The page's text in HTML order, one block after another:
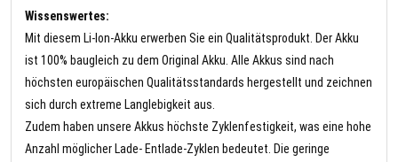
Wissenswertes:
Mit diesem Li-Ion-Akku erwerben Sie ein Qualitätsprodukt. Der Akku
ist 100% baugleich zu dem Original Akku. Alle Akkus sind nach
höchsten europäischen Qualitätsstandards hergestellt und zeichnen
sich durch extreme Langlebigkeit aus.
Zudem haben unsere Akkus höchste Zyklenfestigkeit, was eine hohe
Anzahl möglicher Lade- Entlade-Zyklen bedeutet. Die geringe